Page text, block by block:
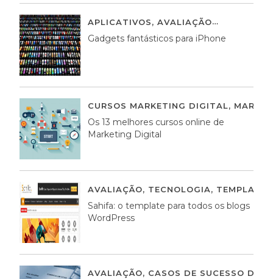
APLICATIVOS, AVALIAÇÃO
Gadgets fantásticos para iPhone
CURSOS MARKETING DIGITAL,
Os 13 melhores cursos online de
Marketing Digital
AVALIAÇÃO, TECNOLOGIA,
Sahifa: o template para todos os blogs
WordPress
AVALIAÇÃO, CASOS DE SUCESSO DE